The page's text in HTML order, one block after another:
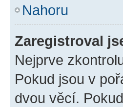
Nahoru
Zaregistroval
Nejprve
Pokud jsou v
dvou věcí.